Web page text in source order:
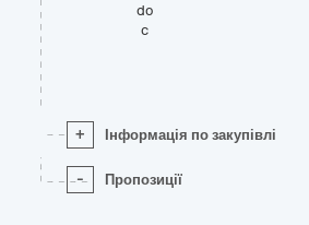
do
c
+ Інформація по закупівлі
- Пропозиції